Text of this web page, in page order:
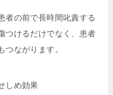
者の前で長時間叱責する
つけるだけでなく、患者
つながります。
しめ効果